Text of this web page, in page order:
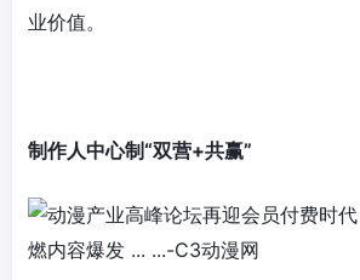
业价值。
制作人中心制“双营+共赢”